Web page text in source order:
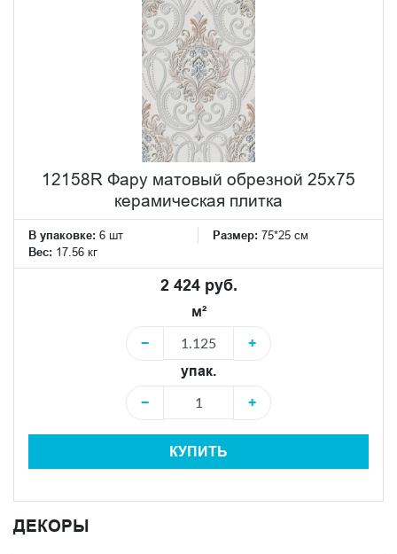
12158R Фару матовый обрезной 25х75
керамическая плитка
В упаковке: 6 шт Размер: 75*25 см
Вес: 17.56 кг
2 424 руб.
м²
−
+
упак.
−
+
КУПИТЬ
ДЕКОРЫ